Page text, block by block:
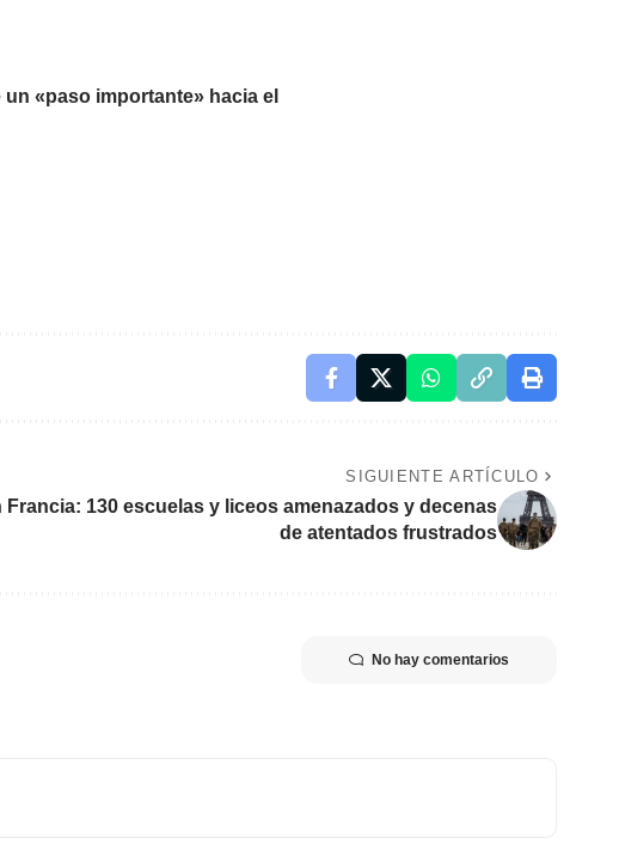
«paso importante» hacia el
SIGUIENTE ARTÍCULO
130 escuelas y liceos amenazados y decenas
de atentados frustrados
No hay comentarios